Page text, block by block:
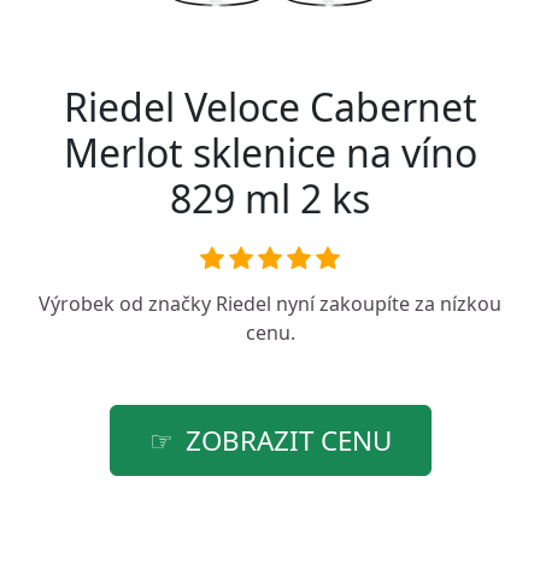
Riedel Veloce Cabernet
Merlot sklenice na víno
829 ml 2 ks
Výrobek od značky Riedel nyní zakoupíte za nízkou
cenu.
ZOBRAZIT CENU